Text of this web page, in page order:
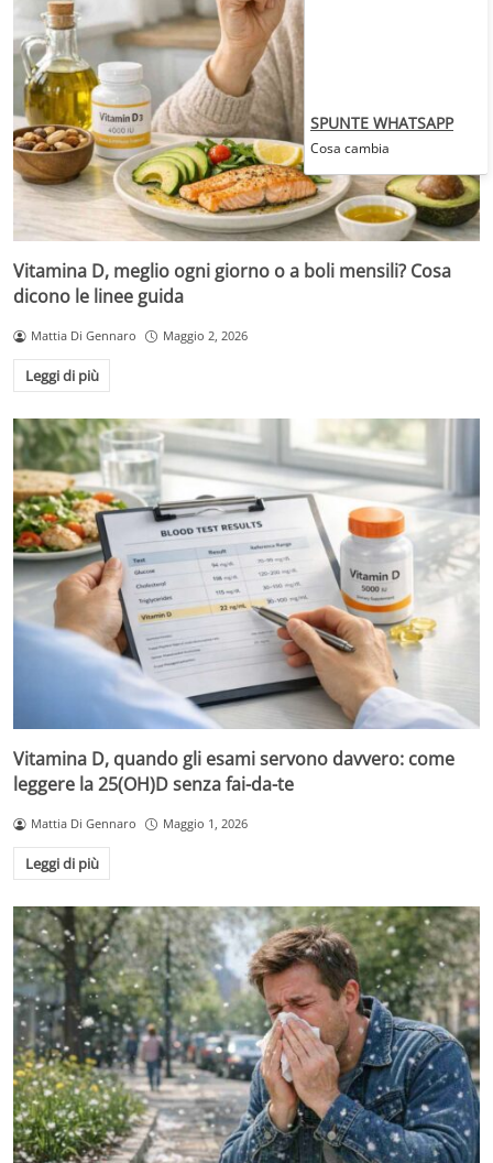
Vitamina D, meglio ogni giorno o a boli mensili? Cosa
dicono le linee guida
Mattia Di Gennaro Maggio 2, 2026
Leggi di più
Vitamina D, quando gli esami servono davvero: come
leggere la 25(OH)D senza fai-da-te
Mattia Di Gennaro Maggio 1, 2026
Leggi di più
SPUNTE WHATSAPP
Cosa cambia